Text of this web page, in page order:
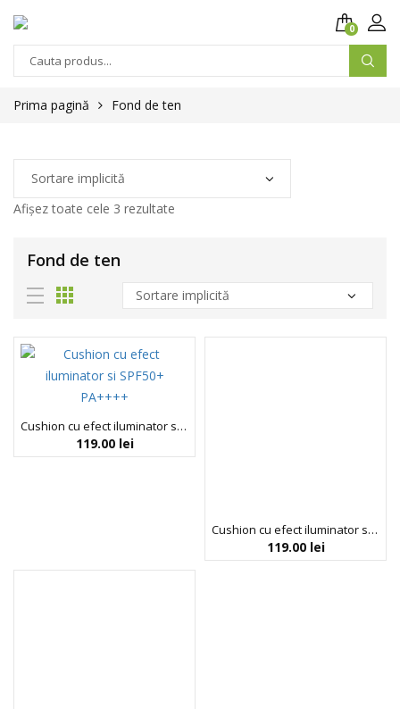
0
Prima pagină Fond de ten
Afișez toate cele 3 rezultate
Fond de ten
Cushion cu efect iluminator si SPF50+ PA++++, nuanta 01 Pure, Glow Fit BB Sun Cushion, I.st, 12 g
119.00 lei
Cushion cu efect iluminator si SPF50+ PA++++, nuanta 02 Natural, Glow Fit BB Sun Cushion, I.st, 12 g
119.00 lei